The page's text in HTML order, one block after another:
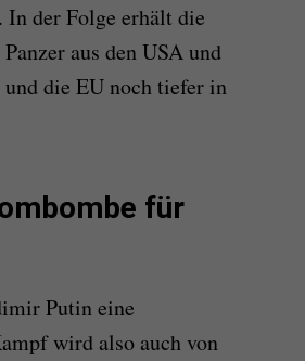
der Folge erhält die
aus den USA und
die EU noch tiefer in
für
Putin eine
wird also auch von